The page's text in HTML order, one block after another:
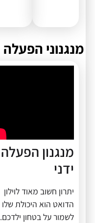
מנגנוני הפעלה
מנגנון הפעלה
ידני
יתרון חשוב מאוד לוילון
הדואט הוא היכולת שלו
לשמור על בטחון ילדכם.